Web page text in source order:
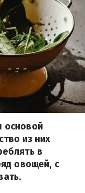
основой
из них
в
овощей, с